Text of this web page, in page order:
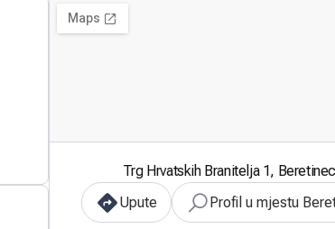
Trg Hrvatskih Branitelja 1, Beretinec
Upute
Profil u mjestu